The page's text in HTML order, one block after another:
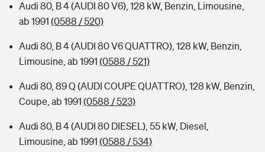
Audi 80, B 4 (AUDI 80 V6), 128 kW, Benzin, Limousine,
ab 1991 (0588 / 520)
Audi 80, B 4 (AUDI 80 V6 QUATTRO), 128 kW, Benzin,
Limousine, ab 1991 (0588 / 521)
Audi 80, 89 Q (AUDI COUPE QUATTRO), 128 kW, Benzin,
Coupe, ab 1991 (0588 / 523)
Audi 80, B 4 (AUDI 80 DIESEL), 55 kW, Diesel,
Limousine, ab 1991 (0588 / 534)